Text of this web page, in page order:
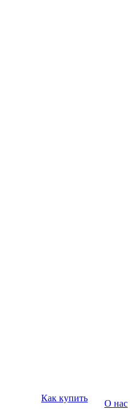
Как купить
О нас